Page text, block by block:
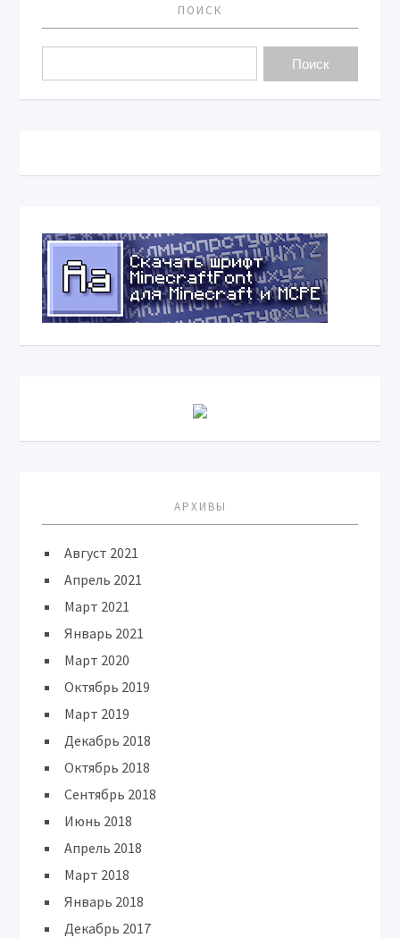
ПОИСК
АРХИВЫ
Август 2021
Апрель 2021
Март 2021
Январь 2021
Март 2020
Октябрь 2019
Март 2019
Декабрь 2018
Октябрь 2018
Сентябрь 2018
Июнь 2018
Апрель 2018
Март 2018
Январь 2018
Декабрь 2017